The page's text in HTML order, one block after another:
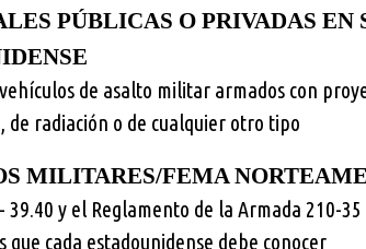
PÚBLICAS O PRIVADAS EN
de asalto militar armados con
radiación o de cualquier otro tipo
MILITARES/FEMA
y el Reglamento de la Armada 210-
que cada estadounidense debe conocer